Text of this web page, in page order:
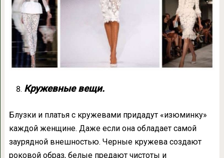
Кружевные вещи.
Блузки и платья с кружевами придадут «изюминку»
каждой женщине. Даже если она обладает самой
заурядной внешностью. Черные кружева создают
роковой образ, белые предают чистоты и